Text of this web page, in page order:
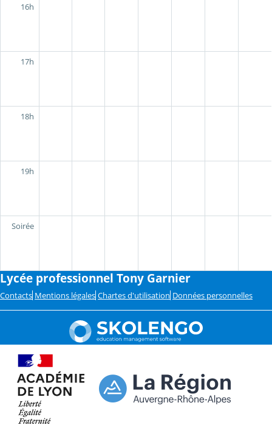
16h
17h
18h
19h
Soirée
Lycée professionnel Tony Garnier
Contacts Mentions légales Chartes d'utilisation Données personnelles